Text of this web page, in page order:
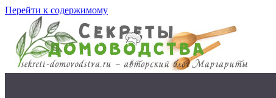
Перейти к содержимому